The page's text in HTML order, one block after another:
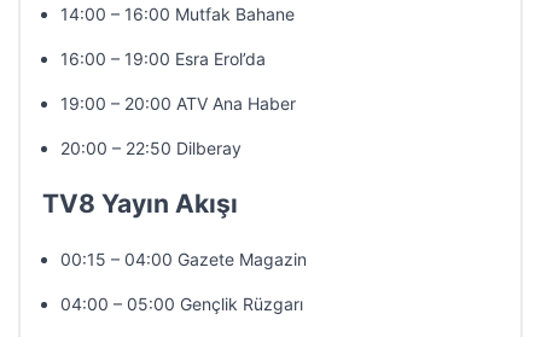
14:00 – 16:00 Mutfak Bahane
16:00 – 19:00 Esra Erol’da
19:00 – 20:00 ATV Ana Haber
20:00 – 22:50 Dilberay
TV8 Yayın Akışı
00:15 – 04:00 Gazete Magazin
04:00 – 05:00 Gençlik Rüzgarı